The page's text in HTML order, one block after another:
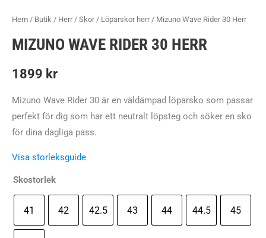
Hem / Butik / Herr/ Skor/ Löparskor herr/ Mizuno Wave Rider 30 Herr
MIZUNO WAVE RIDER 30 HERR
1899 kr
Mizuno Wave Rider 30 är en väldämpad löparsko som passar
perfekt för dig som har ett neutralt löpsteg och söker en sko
för dina dagliga pass.
Visa storleksguide
Skostorlek
41 42 42.5 43 44 44.5 45